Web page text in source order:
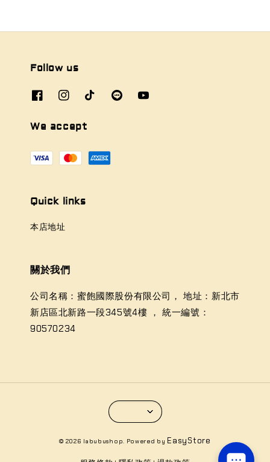
Follow us
We accept
Quick links
本店地址
關於我們
公司名稱：蜜飽國際股份有限公司， 地址：新北市
新店區北新路一段345號4樓 ， 統一編號：
90570234
© 2026 labubushop. Powered by EasyStore